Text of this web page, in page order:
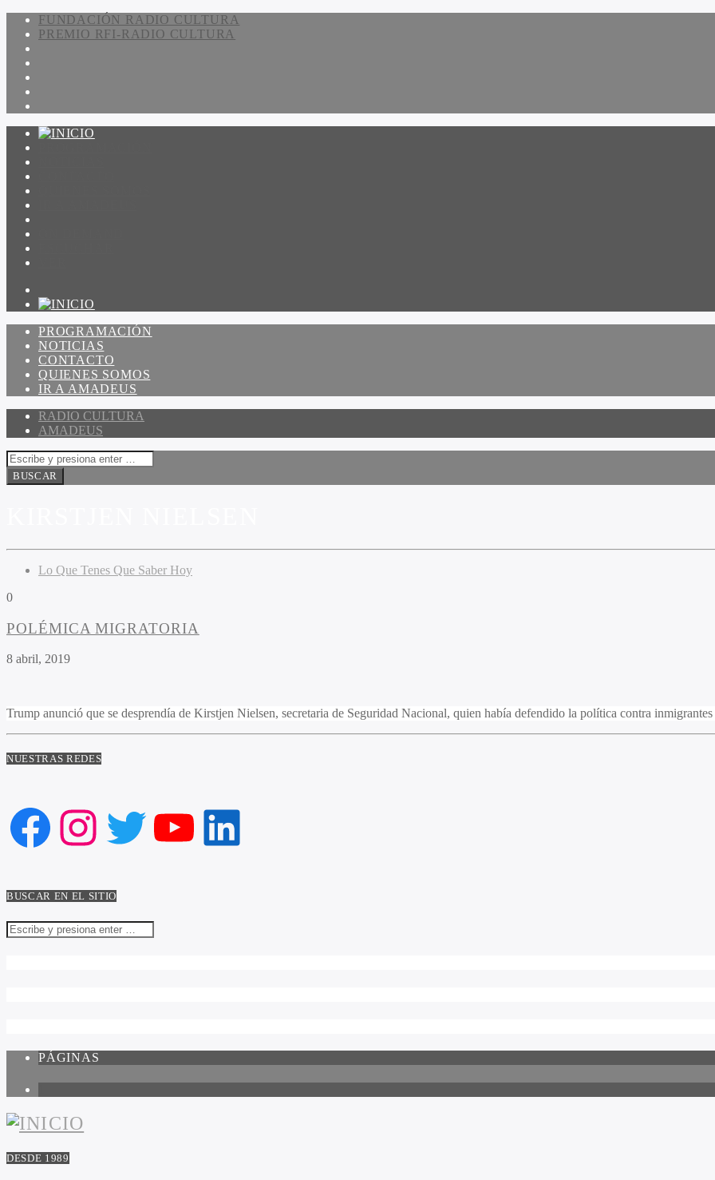
FUNDACIÓN RADIO CULTURA
PREMIO RFI-RADIO CULTURA
PROGRAMACIÓN
NOTICIAS
CONTACTO
QUIENES SOMOS
IR A AMADEUS
RADIO CULTURA
AMADEUS
Lo Que Tenes Que Saber Hoy
0
POLÉMICA MIGRATORIA
8 abril, 2019
Trump anunció que se desprendía de Kirstjen Nielsen, secretaria de Seguridad Nacional, quien había defendido la política contra inmigrantes
NUESTRAS REDES
Facebook
Instagram
Twitter
YouTube
LinkedIn
BUSCAR EN EL SITIO
PÁGINAS
DESDE 1989